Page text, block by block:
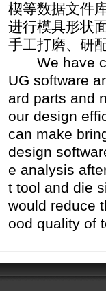
楔等数据文件
进行模具形状
手工打磨、研
We have
UG software
ard parts and
our design
can make
design
e analysis
t tool and die
would reduce
ood quality of